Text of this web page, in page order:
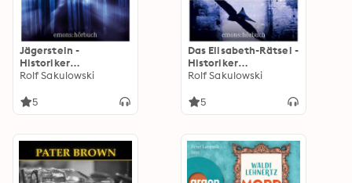
Jägerstein -
Historiker
Wiesenburg auf
Spurensuche, Fall 2
Rolf Sakulowski
5
Das Elisabeth-Rätsel -
Historiker
Wiesenburg auf
Spurensuche - Jonas
Rolf Sakulowski
5